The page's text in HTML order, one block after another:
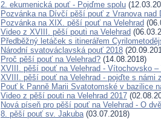
2. ekumenická pouť - Pojďme spolu
Pozvánka na Dívčí pěší pouť z Vranova nad
Pozvánka na XIX. pěší pouť na Velehrad
Video z XVIII. pěší pouti na Velehrad
Předběžný letáček s itinerářem
Národní svatováclavská pouť 2018
Proč pěší pouť na Velehrad? (14.08.2018)
XVIII. pěší pouť na Velehrad - Vítochovsko –
XVIII. pěší pouť na Velehrad - pojďte s námi
Pouť k Panně Marii Svatotomské v bazilice
Video z pěší pouti na Velehrad 2017
Nová píseň pro pěší pouť na Velehrad - O
8. pěší pouť sv. Jakuba(03.07.2018)